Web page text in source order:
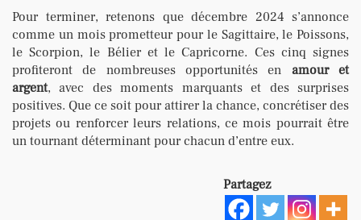
Pour terminer, retenons que décembre 2024 s’annonce
comme un mois prometteur pour le Sagittaire, le Poissons,
le Scorpion, le Bélier et le Capricorne. Ces cinq signes
profiteront de nombreuses opportunités en amour et
argent, avec des moments marquants et des surprises
positives. Que ce soit pour attirer la chance, concrétiser des
projets ou renforcer leurs relations, ce mois pourrait être
un tournant déterminant pour chacun d’entre eux.
Partagez